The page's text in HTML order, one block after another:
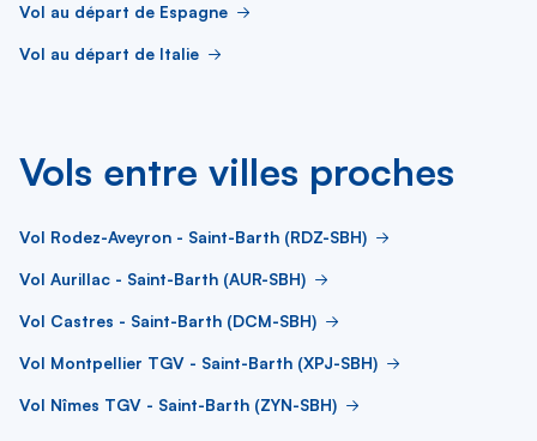
Vol au départ de Espagne
Vol au départ de Italie
Vols entre villes proches
Vol Rodez-Aveyron - Saint-Barth (RDZ-SBH)
Vol Aurillac - Saint-Barth (AUR-SBH)
Vol Castres - Saint-Barth (DCM-SBH)
Vol Montpellier TGV - Saint-Barth (XPJ-SBH)
Vol Nîmes TGV - Saint-Barth (ZYN-SBH)